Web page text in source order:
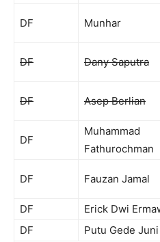
DF Munhar
DF Dany Saputra
DF Asep Berlian
DF
Muhammad
Fathurochman
DF Fauzan Jamal
DF
Erick Dwi
DF
Putu Gede